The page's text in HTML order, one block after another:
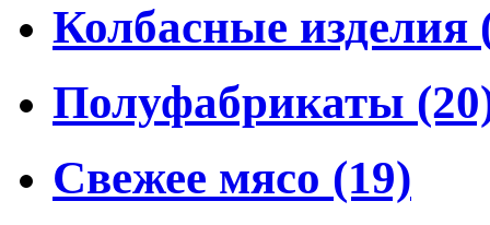
Колбасные изделия
Полуфабрикаты
Свежее мясо (19)